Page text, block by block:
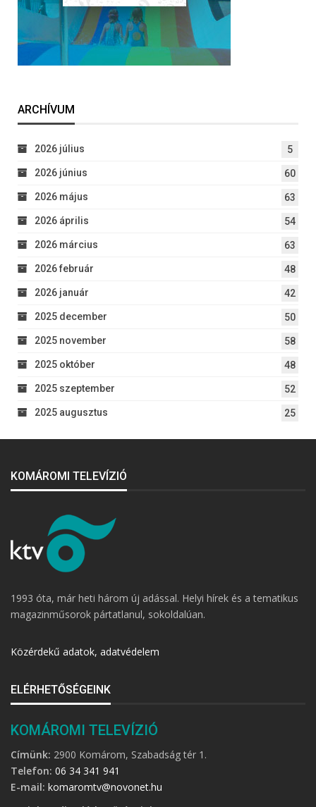
ARCHÍVUM
2026 július 5
2026 június 60
2026 május 63
2026 április 54
2026 március 63
2026 február 48
2026 január 42
2025 december 50
2025 november 58
2025 október 48
2025 szeptember 52
2025 augusztus 25
KOMÁROMI TELEVÍZIÓ
1993 óta, már heti három új adással. Helyi hírek és a tematikus
magazinműsorok pártatlanul, sokoldalúan.
Közérdekű adatok, adatvédelem
ELÉRHETŐSÉGEINK
KOMÁROMI TELEVÍZIÓ
Címünk: 2900 Komárom, Szabadság tér 1.
Telefon: 06 34 341 941
E-mail: komaromtv@novonet.hu